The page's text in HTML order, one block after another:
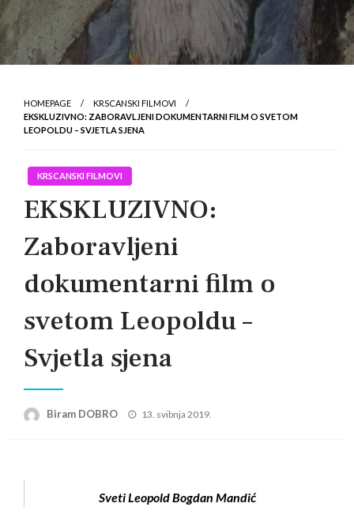
HOMEPAGE
KRSCANSKI FILMOVI
EKSKLUZIVNO: ZABORAVLJENI DOKUMENTARNI FILM O SVETOM
LEOPOLDU – SVJETLA SJENA
KRSCANSKI FILMOVI
EKSKLUZIVNO:
Zaboravljeni
dokumentarni film o
svetom Leopoldu –
Svjetla sjena
Biram DOBRO
Posted
13. svibnja 2019.
Sveti Leopold Bogdan Mandić